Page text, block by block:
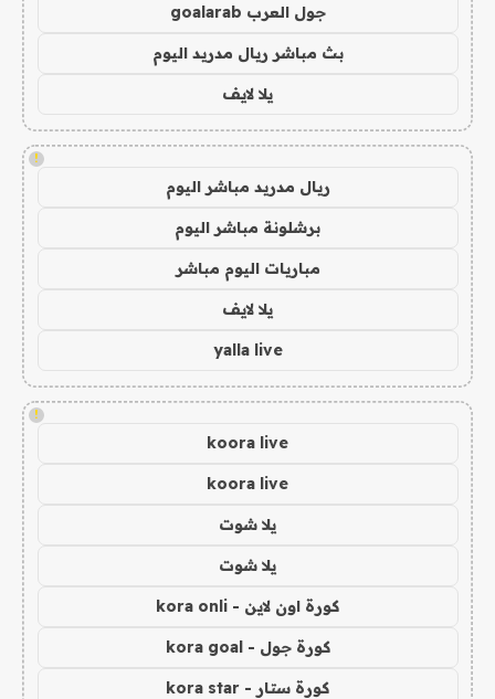
جول العرب goalarab
بث مباشر ريال مدريد اليوم
يلا لايف
!
ريال مدريد مباشر اليوم
برشلونة مباشر اليوم
مباريات اليوم مباشر
يلا لايف
yalla live
!
koora live
koora live
يلا شوت
يلا شوت
كورة اون لاين - kora onli
كورة جول - kora goal
كورة ستار - kora star